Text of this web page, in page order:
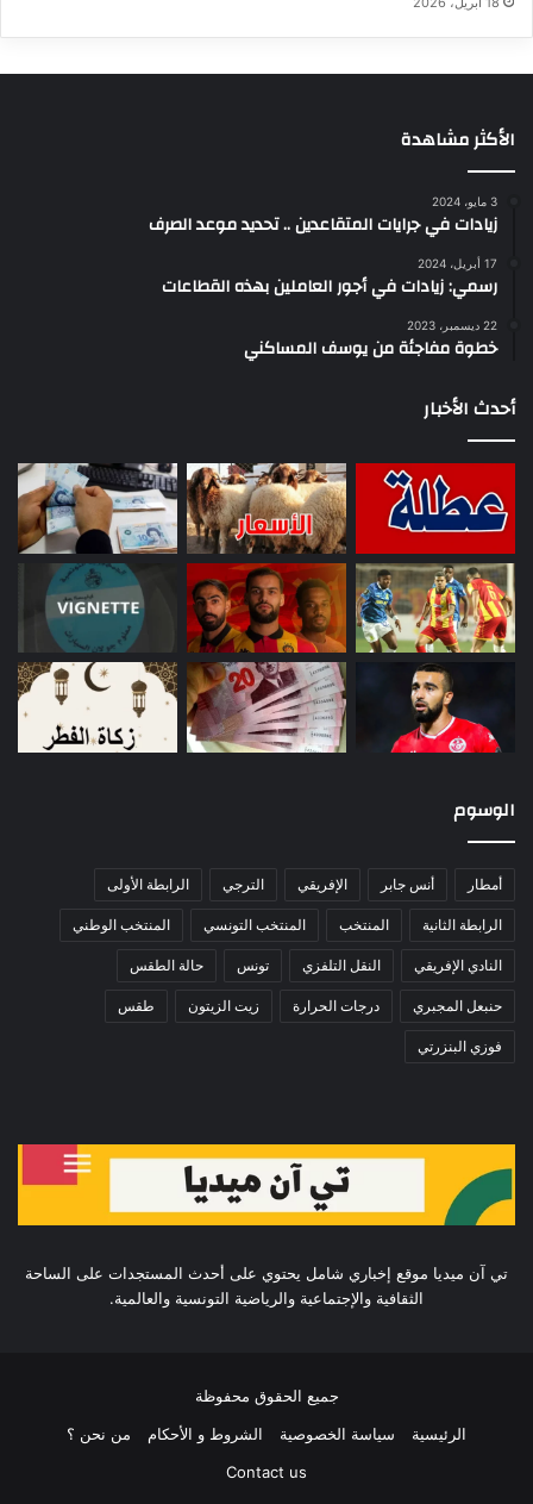
الأكثر مشاهدة
3 مايو، 2024
زيادات في جرايات المتقاعدين .. تحديد موعد الصرف
17 أبريل، 2024
رسمي: زيادات في أجور العاملين بهذه القطاعات
22 ديسمبر، 2023
خطوة مفاجئة من يوسف المساكني
أحدث الأخبار
الوسوم
أمطار أنس جابر الإفريقي الترجي الرابطة الأولى
الرابطة الثانية المنتخب المنتخب التونسي المنتخب الوطني
النادي الإفريقي النقل التلفزي تونس حالة الطقس
حنبعل المجبري درجات الحرارة زيت الزيتون طقس
فوزي البنزرتي
تي آن ميديا موقع إخباري شامل يحتوي على أحدث المستجدات على الساحة
الثقافية والإجتماعية والرياضية التونسية والعالمية.
جميع الحقوق محفوظة
الرئيسية
سياسة الخصوصية الشروط و الأحكام
من نحن ؟
Contact us